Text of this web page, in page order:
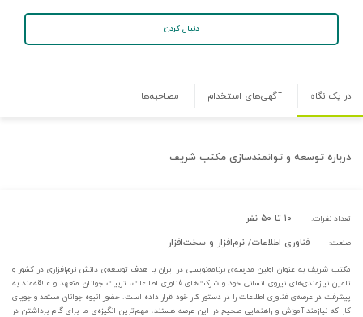
دنبال کردن
در یک نگاه آگهی‌های استخدام مصاحبه‌ها
درباره توسعه و توانمندسازی مکتب شريف
تعداد نفرات: ۱۰ تا ۵۰ نفر
صنعت: فناوری اطلاعات/ نرم‌افزار و سخت‌افزار
مکتب شریف به عنوان اولین مدرسه‌ی برنامه‌نویسی در ایران با هدف توسعه‌ی دانش نرم‌افزاری در کشور و
تامین نیازمندی‌های نیروی انسانی خود و شرکت‌های فناوری اطلاعات، تربیت جوانان متعهد و علاقه‌مند به
پیشرفت در عرصه‌ی فناوری اطلاعات را در دستور کار خود قرار داده است. حضور انبوه جوانان مستعد و جویای
کار که نیازمند آموزش و راهنمایی صحیح در این عرصه هستند، مهم‌ترین انگیزه‌ی ما برای گام برداشتن در